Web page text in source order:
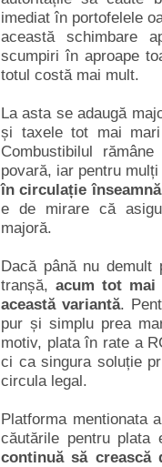
imediat în portofelele
această schimbare
scumpiri în aproape
totul costă mai mult.
La asta se adaugă
și taxele tot mai
Combustibilul
povară, iar pentru
în circulație
e de mirare că
majoră.
Dacă până nu demult
tranșă,acum tot
această variantă.
pur și simplu prea
motiv, plata în rate a
ci ca singura soluție
circula legal.
Platforma mentionata
căutările pentru plata
continuă să